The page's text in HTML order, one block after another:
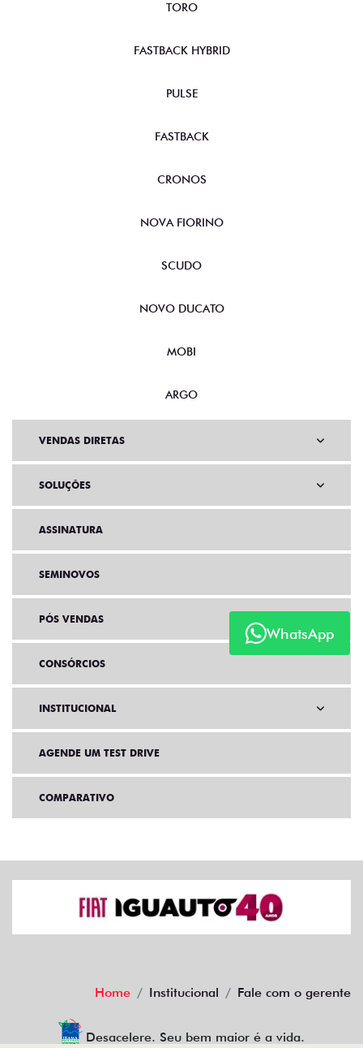
WhatsApp
TORO
FASTBACK HYBRID
PULSE
FASTBACK
CRONOS
NOVA FIORINO
SCUDO
NOVO DUCATO
MOBI
ARGO
VENDAS DIRETAS
SOLUÇÕES
ASSINATURA
SEMINOVOS
PÓS VENDAS
CONSÓRCIOS
INSTITUCIONAL
AGENDE UM TEST DRIVE
COMPARATIVO
Home Institucional Fale com o gerente
Desacelere. Seu bem maior é a vida.